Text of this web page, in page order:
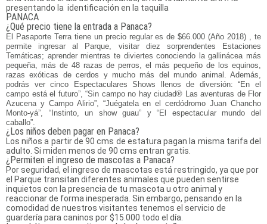
presentando la identificación en la taquilla
PANACA
¿Qué precio tiene la entrada a Panaca?
El Pasaporte Terra tiene un precio regular es de $66.000 (Año 2018) , te
permite ingresar al Parque, visitar diez sorprendentes Estaciones
Temáticas; aprender mientras te diviertes conociendo la gallinácea más
pequeña, más de 48 razas de perros, el más pequeño de los equinos,
razas exóticas de cerdos y mucho más del mundo animal. Además,
podrás ver cinco Espectaculares Shows llenos de diversión: “En el
campo está el futuro”, “Sin campo no hay ciudad® Las aventuras de Flor
Azucena y Campo Alirio”, “Juégatela en el cerdódromo Juan Chancho
Monto-yá”, “Instinto, un show guau” y “El espectacular mundo del
caballo”.
¿Los niños deben pagar en Panaca?
Los niños a partir de 90 cms de estatura pagan la misma tarifa del
adulto. Si miden menos de 90 cms entran gratis.
¿Permiten el ingreso de mascotas a Panaca?
Por seguridad, el ingreso de mascotas está restringido, ya que por
el Parque transitan diferentes animales que pueden sentirse
inquietos con la presencia de tu mascota u otro animal y
reaccionar de forma inesperada. Sin embargo, pensando en la
comodidad de nuestros visitantes tenemos el servicio de
guardería para caninos por $15.000 todo el día.